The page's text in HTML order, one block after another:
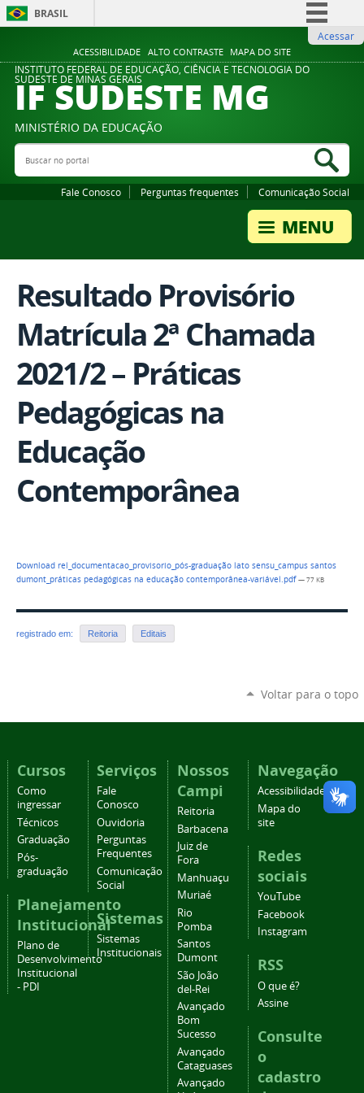
ACESSIBILIDADE ALTO CONTRASTE MAPA DO SITE
BRASIL
Comunica BR
Participe
Legislação
Acessar
INSTITUTO FEDERAL DE EDUCAÇÃO, CIÊNCIA E TECNOLOGIA DO
SUDESTE DE MINAS GERAIS
IF SUDESTE MG
MINISTÉRIO DA EDUCAÇÃO
Buscar no portal
Fale Conosco Perguntas frequentes Comunicação Social
Resultado Provisório
Matrícula 2ª Chamada
2021/2 – Práticas
Pedagógicas na
Educação
Contemporânea
Download rel_documentacao_provisorio_pós-graduação lato sensu_campus santos
dumont_práticas pedagógicas na educação contemporânea-variável.pdf— 77 KB
registrado em: Reitoria Editais
Voltar para o topo
Cursos
Como
ingressar
Técnicos
Graduação
Pós-
graduação
Planejamento
Institucional
Plano de
Desenvolvimento
Institucional
- PDI
Serviços
Fale
Conosco
Ouvidoria
Perguntas
Frequentes
Comunicação
Social
Sistemas
Sistemas
Institucionais
Nossos
Campi
Reitoria
Barbacena
Juiz de
Fora
Manhuaçu
Muriaé
Rio
Pomba
Santos
Dumont
São João
del-Rei
Avançado
Bom
Sucesso
Avançado
Cataguases
Avançado
Navegação
Acessibilidade
Mapa do
site
Redes
sociais
YouTube
Facebook
Instagram
RSS
O que é?
Assine
Consulte
o
cadastro